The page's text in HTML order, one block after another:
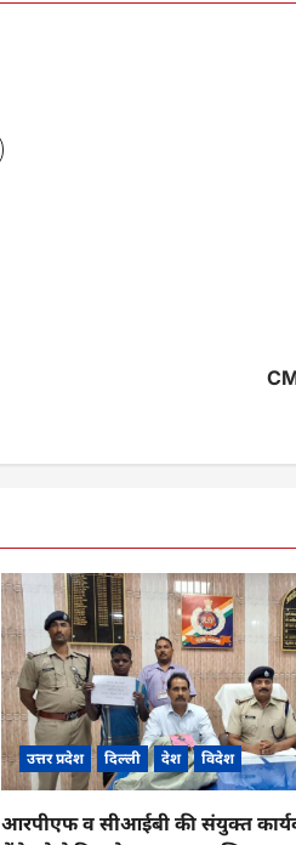
उत्तर प्रदेश दिल्ली देश विदेश
आरपीएफ व सीआईबी की संयुक्त